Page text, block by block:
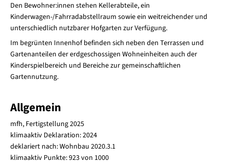
Den Bewohner:innen stehen Kellerabteile, ein
Kinderwagen-/Fahrradabstellraum sowie ein weitreichender und
unterschiedlich nutzbarer Hofgarten zur Verfügung.
Im begrünten Innenhof befinden sich neben den Terrassen und
Gartenanteilen der erdgeschossigen Wohneinheiten auch der
Kinderspielbereich und Bereiche zur gemeinschaftlichen
Gartennutzung.
Allgemein
mfh, Fertigstellung 2025
klimaaktiv Deklaration: 2024
deklariert nach: Wohnbau 2020.3.1
klimaaktiv Punkte: 923 von 1000